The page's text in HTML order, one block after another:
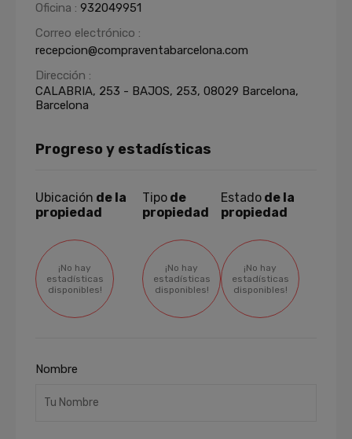
Oficina : 932049951
Correo electrónico :
recepcion@compraventabarcelona.com
Dirección :
CALABRIA, 253 - BAJOS, 253, 08029 Barcelona,
Barcelona
Progreso y estadísticas
Ubicación de la
propiedad
¡No hay
estadísticas
disponibles!
Tipo de
propiedad
¡No hay
estadísticas
disponibles!
Estado de la
propiedad
¡No hay
estadísticas
disponibles!
Nombre